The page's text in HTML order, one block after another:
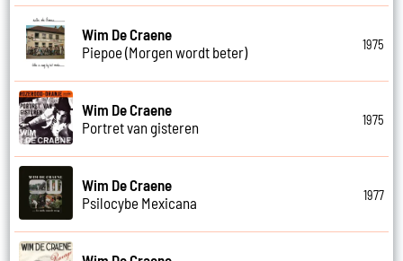
Wim De Craene
Piepoe (Morgen wordt beter)
1975
Wim De Craene
Portret van gisteren
1975
Wim De Craene
Psilocybe Mexicana
1977